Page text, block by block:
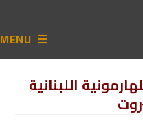
MENU
اللبنانية